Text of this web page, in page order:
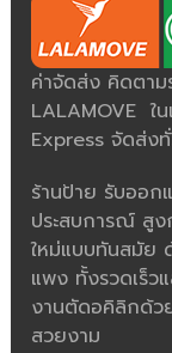
ค่าจัดส่ง คิดตาม
LALAMOVE ใ
Express จัดส่งทั่
ร้านป้าย รับออก
ประสบการณ์ สู
ใหม่แบบทันสมัย
แพง ทั้งรวดเร็ว
งานตัดอคิลิกด้ว
สวยงาม